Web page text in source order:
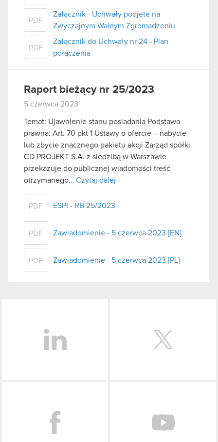
PDF
Załącznik - Uchwały podjęte na
Zwyczajnym Walnym Zgromadzeniu
PDF
Załącznik do Uchwały nr 24 - Plan
połączenia
Raport bieżący nr 25/2023
5 czerwca 2023
Temat: Ujawnienie stanu posiadania Podstawa
prawna: Art. 70 pkt 1 Ustawy o ofercie – nabycie
lub zbycie znacznego pakietu akcji Zarząd spółki
CD PROJEKT S.A. z siedzibą w Warszawie
przekazuje do publicznej wiadomości treść
otrzymanego… Czytaj dalej
PDF ESPI - RB 25/2023
PDF Zawiadomienie - 5 czerwca 2023 [EN]
PDF Zawiadomienie - 5 czerwca 2023 [PL]